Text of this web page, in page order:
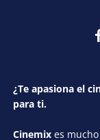
¿Te apasiona el
para ti.
Cinemix es